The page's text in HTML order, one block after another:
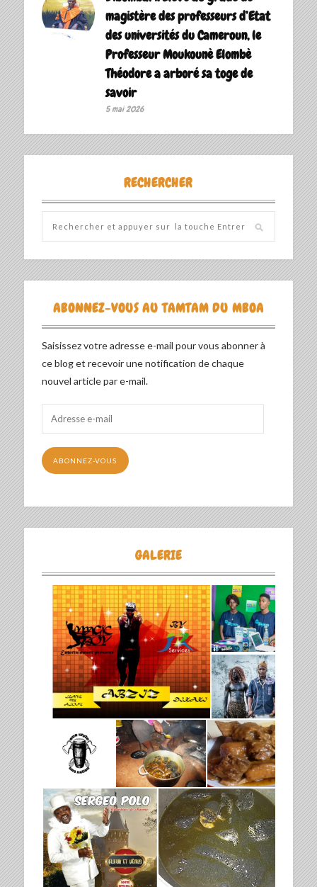
magistère des professeurs d’Etat
des universités du Cameroun, le
Professeur Moukounè Elombè
Théodore a arboré sa toge de
savoir ‎
5 mai 2026
RECHERCHER
ABONNEZ-VOUS AU TAMTAM DU MBOA
Saisissez votre adresse e-mail pour vous abonner à
ce blog et recevoir une notification de chaque
nouvel article par e-mail.
mail
ABONNEZ-VOUS
GALERIE